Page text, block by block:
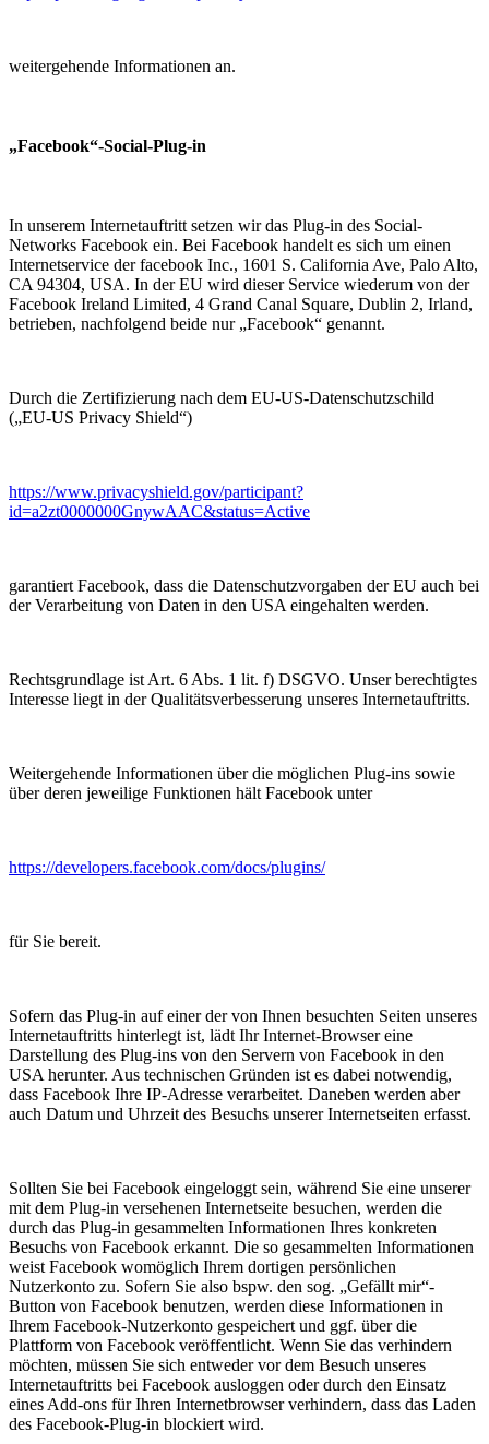
weitergehende Informationen an.
„Facebook“-Social-Plug-in
In unserem Internetauftritt setzen wir das Plug-in des Social-
Networks Facebook ein. Bei Facebook handelt es sich um einen
Internetservice der facebook Inc., 1601 S. California Ave, Palo Alto,
CA 94304, USA. In der EU wird dieser Service wiederum von der
Facebook Ireland Limited, 4 Grand Canal Square, Dublin 2, Irland,
betrieben, nachfolgend beide nur „Facebook“ genannt.
Durch die Zertifizierung nach dem EU-US-Datenschutzschild
(„EU-US Privacy Shield“)
https://www.privacyshield.gov/participant?
id=a2zt0000000GnywAAC&status=Active
garantiert Facebook, dass die Datenschutzvorgaben der EU auch bei
der Verarbeitung von Daten in den USA eingehalten werden.
Rechtsgrundlage ist Art. 6 Abs. 1 lit. f) DSGVO. Unser berechtigtes
Interesse liegt in der Qualitätsverbesserung unseres Internetauftritts.
Weitergehende Informationen über die möglichen Plug-ins sowie
über deren jeweilige Funktionen hält Facebook unter
https://developers.facebook.com/docs/plugins/
für Sie bereit.
Sofern das Plug-in auf einer der von Ihnen besuchten Seiten unseres
Internetauftritts hinterlegt ist, lädt Ihr Internet-Browser eine
Darstellung des Plug-ins von den Servern von Facebook in den
USA herunter. Aus technischen Gründen ist es dabei notwendig,
dass Facebook Ihre IP-Adresse verarbeitet. Daneben werden aber
auch Datum und Uhrzeit des Besuchs unserer Internetseiten erfasst.
Sollten Sie bei Facebook eingeloggt sein, während Sie eine unserer
mit dem Plug-in versehenen Internetseite besuchen, werden die
durch das Plug-in gesammelten Informationen Ihres konkreten
Besuchs von Facebook erkannt. Die so gesammelten Informationen
weist Facebook womöglich Ihrem dortigen persönlichen
Nutzerkonto zu. Sofern Sie also bspw. den sog. „Gefällt mir“-
Button von Facebook benutzen, werden diese Informationen in
Ihrem Facebook-Nutzerkonto gespeichert und ggf. über die
Plattform von Facebook veröffentlicht. Wenn Sie das verhindern
möchten, müssen Sie sich entweder vor dem Besuch unseres
Internetauftritts bei Facebook ausloggen oder durch den Einsatz
eines Add-ons für Ihren Internetbrowser verhindern, dass das Laden
des Facebook-Plug-in blockiert wird.